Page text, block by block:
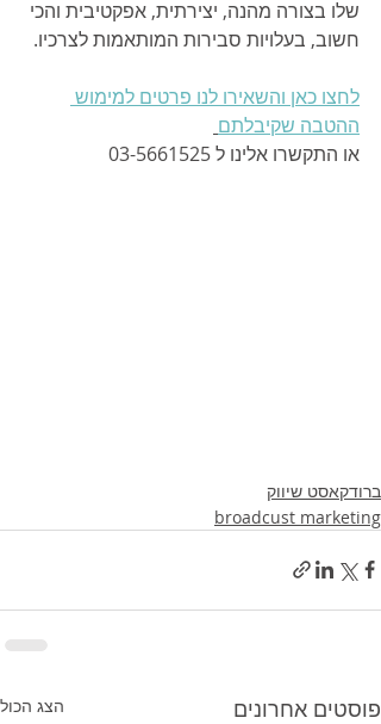
שלו בצורה מהנה, יצירתית, אפקטיבית והכי
חשוב, בעלויות סבירות המותאמות לצרכיו.
לחצו כאן והשאירו לנו פרטים למימוש
ההטבה שקיבלתם
או התקשרו אלינו ל 03-5661525
ברודקאסט שיווק
broadcust marketing
פוסטים אחרונים הצג הכול